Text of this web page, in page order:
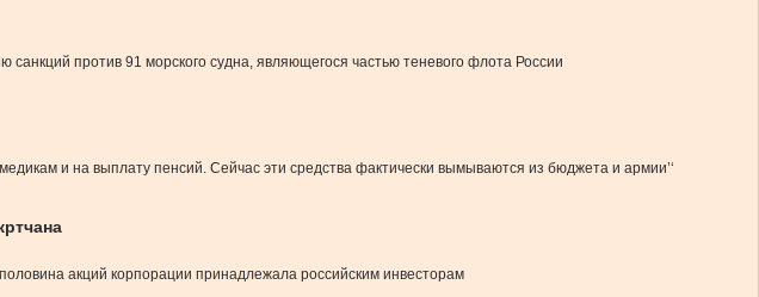
против 91 морского судна, являющегося частью теневого флота России
и на выплату пенсий. Сейчас эти средства фактически вымываются из бюджета и армии’‘
акций корпорации принадлежала российским инвесторам